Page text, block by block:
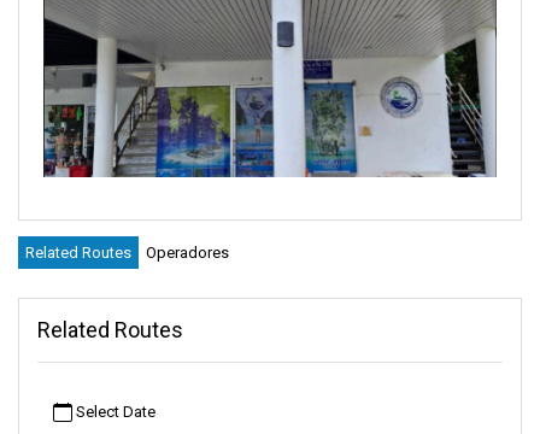
Related Routes Operadores
Related Routes
Select Date